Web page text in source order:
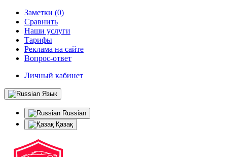
Заметки (0)
Сравнить
Наши услуги
Тарифы
Реклама на сайте
Вопрос-ответ
Личный кабинет
Язык
Russian
Қазақ